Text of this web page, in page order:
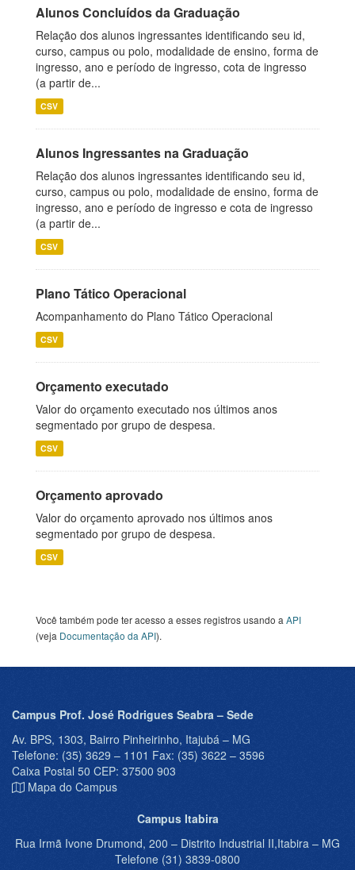
Alunos Concluídos da Graduação
Relação dos alunos ingressantes identificando seu id,
curso, campus ou polo, modalidade de ensino, forma de
ingresso, ano e período de ingresso, cota de ingresso
(a partir de...
CSV
Alunos Ingressantes na Graduação
Relação dos alunos ingressantes identificando seu id,
curso, campus ou polo, modalidade de ensino, forma de
ingresso, ano e período de ingresso e cota de ingresso
(a partir de...
CSV
Plano Tático Operacional
Acompanhamento do Plano Tático Operacional
CSV
Orçamento executado
Valor do orçamento executado nos últimos anos
segmentado por grupo de despesa.
CSV
Orçamento aprovado
Valor do orçamento aprovado nos últimos anos
segmentado por grupo de despesa.
CSV
Você também pode ter acesso a esses registros usando a API
(veja Documentação da API).
Campus Prof. José Rodrigues Seabra – Sede
Av. BPS, 1303, Bairro Pinheirinho, Itajubá – MG
Telefone: (35) 3629 – 1101 Fax: (35) 3622 – 3596
Caixa Postal 50 CEP: 37500 903
Mapa do Campus
Campus Itabira
Rua Irmã Ivone Drumond, 200 – Distrito Industrial II,Itabira – MG
Telefone (31) 3839-0800